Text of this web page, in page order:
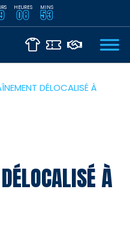
HEURES
08 MINS
53
DÉLOCALISÉ À
À